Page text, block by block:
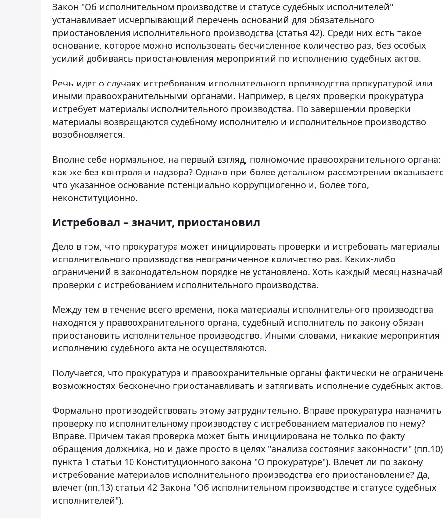
Закон "Об исполнительном производстве и статусе судебных исполнителей"
устанавливает исчерпывающий перечень оснований для обязательного
приостановления исполнительного производства (статья 42). Среди них есть такое
основание, которое можно использовать бесчисленное количество раз, без особых
усилий добиваясь приостановления мероприятий по исполнению судебных актов.
Речь идет о случаях истребования исполнительного производства прокуратурой или
иными правоохранительными органами. Например, в целях проверки прокуратура
истребует материалы исполнительного производства. По завершении проверки
материалы возвращаются судебному исполнителю и исполнительное производство
возобновляется.
Вполне себе нормальное, на первый взгляд, полномочие правоохранительного органа:
как же без контроля и надзора? Однако при более детальном рассмотрении
что указанное основание потенциально коррупциогенно и, более того,
неконституционно.
Истребовал – значит, приостановил
Дело в том, что прокуратура может инициировать проверки и истребовать материалы
исполнительного производства неограниченное количество раз. Каких-либо
ограничений в законодательном порядке не установлено. Хоть каждый месяц назначай
проверки с истребованием исполнительного производства.
Между тем в течение всего времени, пока материалы исполнительного производства
находятся у правоохранительного органа, судебный исполнитель по закону обязан
приостановить исполнительное производство. Иными словами, никакие мероприятия
исполнению судебного акта не осуществляются.
Получается, что прокуратура и правоохранительные органы фактически не
возможностях бесконечно приостанавливать и затягивать исполнение судебных актов.
Формально противодействовать этому затруднительно. Вправе прокуратура назначить
проверку по исполнительному производству с истребованием материалов по нему?
Вправе. Причем такая проверка может быть инициирована не только по факту
обращения должника, но и даже просто в целях "анализа состояния законности" (пп.10)
пункта 1 статьи 10 Конституционного закона "О прокуратуре"). Влечет ли по закону
истребование материалов исполнительного производства его приостановление? Да,
влечет (пп.13) статьи 42 Закона "Об исполнительном производстве и статусе судебных
исполнителей").